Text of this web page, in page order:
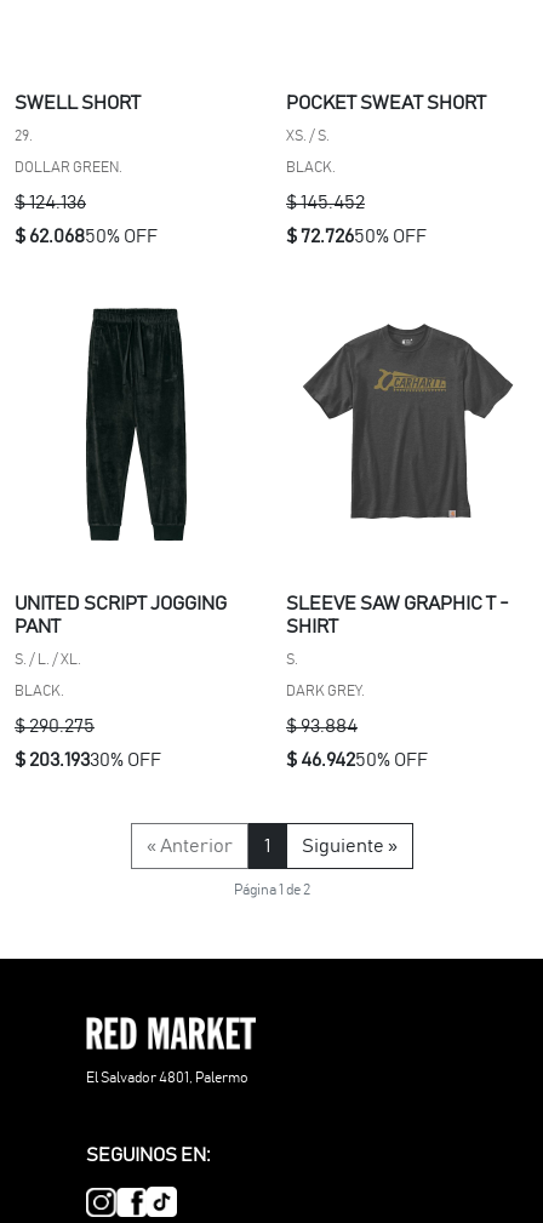
SWELL SHORT
29.
DOLLAR GREEN.
$ 124.136
$ 62.06850% OFF
POCKET SWEAT SHORT
XS. / S.
BLACK.
$ 145.452
$ 72.72650% OFF
UNITED SCRIPT JOGGING
PANT
S. / L. / XL.
BLACK.
$ 290.275
$ 203.19330% OFF
SLEEVE SAW GRAPHIC T -
SHIRT
S.
DARK GREY.
$ 93.884
$ 46.94250% OFF
« Anterior 1 Siguiente »
Página 1 de 2
El Salvador 4801, Palermo
SEGUINOS EN: